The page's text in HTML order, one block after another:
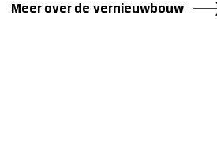
Meer over de vernieuwbouw